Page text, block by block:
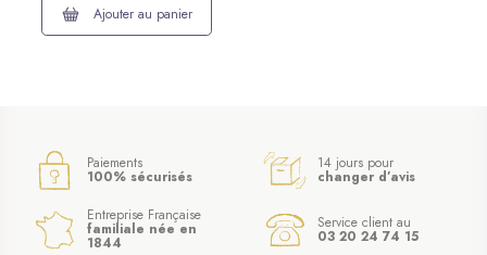
Ajouter au panier
Paiements
100% sécurisés
14 jours pour
changer d’avis
Entreprise Française
familiale née en
1844
Service client au
03 20 24 74 15